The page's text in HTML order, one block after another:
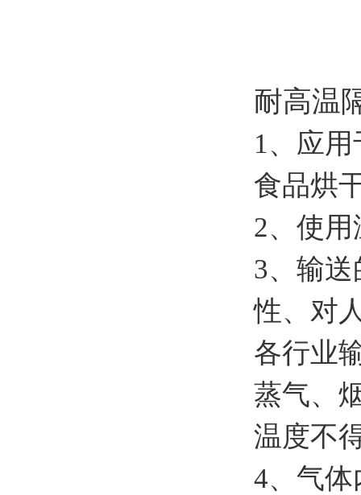
耐高温
1、应
食品烘
2、使
3、输
性、对
各行业
蒸气、
温度不
4、气